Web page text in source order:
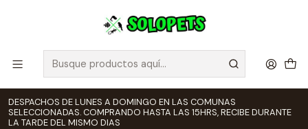
DESPACHOS DE LUNES A DOMINGO EN LAS COMUNAS
SELECCIONADAS. COMPRANDO HASTA LAS 15HRS, RECIBE DURANTE
LA TARDE DEL MISMO DIAS